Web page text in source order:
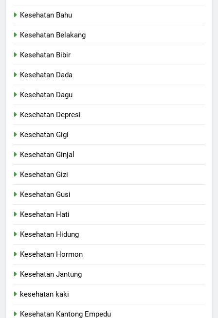
Kesehatan Bahu
Kesehatan Belakang
Kesehatan Bibir
Kesehatan Dada
Kesehatan Dagu
Kesehatan Depresi
Kesehatan Gigi
Kesehatan Ginjal
Kesehatan Gizi
Kesehatan Gusi
Kesehatan Hati
Kesehatan Hidung
Kesehatan Hormon
Kesehatan Jantung
kesehatan kaki
Kesehatan Kantong Empedu